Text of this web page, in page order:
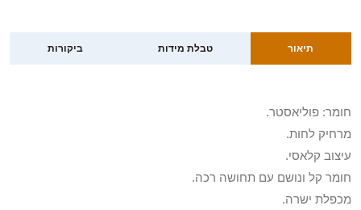
תיאור טבלת מידות ביקורות
חומר: פוליאסטר.
מרחיק לחות.
עיצוב קלאסי.
חומר קל ונושם עם תחושה רכה.
מכפלת ישרה.